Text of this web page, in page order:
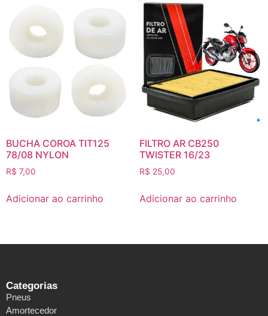
BUCHA COROA TIT125
78/08 NYLON
R$ 7,00
Adicionar ao carrinho
FILTRO AR CB250
TWISTER 16/23
R$ 25,00
Adicionar ao carrinho
Categorias
Pneus
Amortecedor